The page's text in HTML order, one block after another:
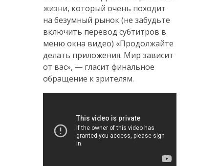
жизни, который очень походит
на безумный рынок (не забудьте
включить перевод субтитров в
меню окна видео) «Продолжайте
делать приложения. Мир зависит
от вас», — гласит финальное
обращение к зрителям.